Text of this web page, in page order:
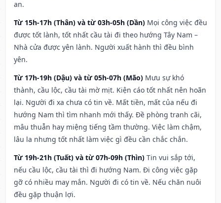
an.
Từ 15h-17h (Thân) và từ 03h-05h (Dần) Mọi công việc đều
được tốt lành, tốt nhất cầu tài đi theo hướng Tây Nam –
Nhà cửa được yên lành. Người xuất hành thì đều bình
yên.
Từ 17h-19h (Dậu) và từ 05h-07h (Mão) Mưu sự khó
thành, cầu lộc, cầu tài mờ mịt. Kiện cáo tốt nhất nên hoãn
lại. Người đi xa chưa có tin về. Mất tiền, mất của nếu đi
hướng Nam thì tìm nhanh mới thấy. Đề phòng tranh cãi,
mâu thuẫn hay miệng tiếng tầm thường. Việc làm chậm,
lâu la nhưng tốt nhất làm việc gì đều cần chắc chắn.
Từ 19h-21h (Tuất) và từ 07h-09h (Thìn) Tin vui sắp tới,
nếu cầu lộc, cầu tài thì đi hướng Nam. Đi công việc gặp
gỡ có nhiều may mắn. Người đi có tin về. Nếu chăn nuôi
đều gặp thuận lợi.